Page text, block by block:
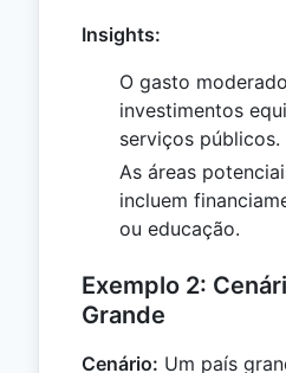
Insights:
O gasto
investimentos
serviços públicos.
As áreas
incluem
ou educação.
Exemplo 2:
Grande
Cenário: Um país